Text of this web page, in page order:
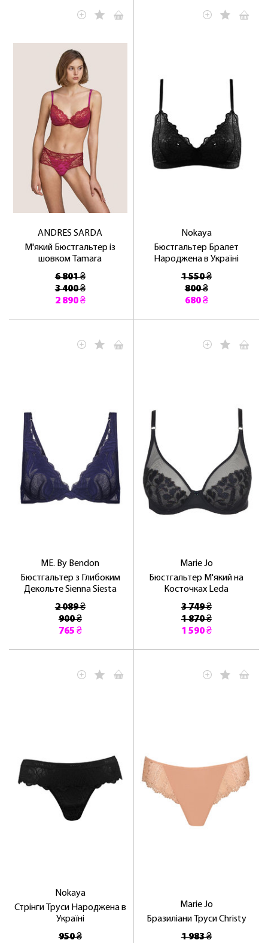
ANDRES SARDA
М'який Бюстгальтер із
шовком Tamara
6 801 ₴
3 400 ₴
2 890 ₴
Nokaya
Бюстгальтер Бралет
Народжена в Україні
1 550 ₴
800 ₴
680 ₴
ME. By Bendon
Бюстгальтер з Глибоким
Декольте Sienna Siesta
2 089 ₴
900 ₴
765 ₴
Marie Jo
Бюстгальтер М'який на
Косточках Leda
3 749 ₴
1 870 ₴
1 590 ₴
Nokaya
Стрінги Труси Народжена в
Україні
950 ₴
Marie Jo
Бразиліани Труси Christy
1 983 ₴